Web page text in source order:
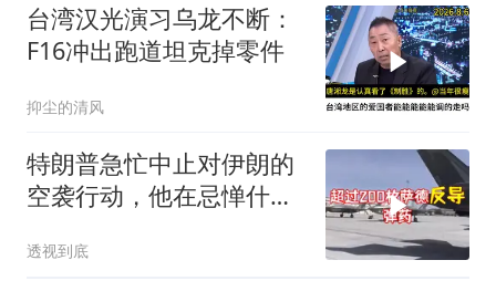
台湾汉光演习乌龙不断：
F16冲出跑道坦克掉零件
抑尘的清风
特朗普急忙中止对伊朗的
空袭行动，他在忌惮什
透视到底